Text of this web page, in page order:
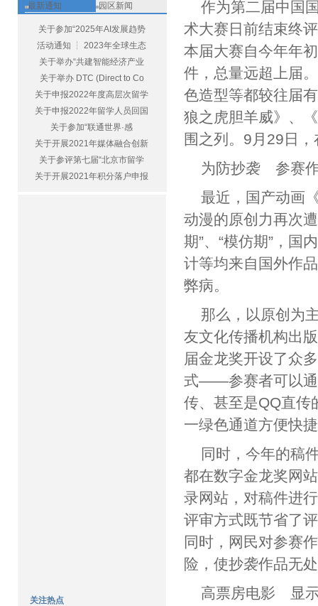
最新通知 园区新闻
关于参加“2025年AI发展趋势
活动通知 ┆ 2023年全球生态
关于举办“共建智能经济产业
关于举办 DTC (Direct to Co
关于申报2022年度高层次留学
关于申报2022年留学人员回国
关于参加“联通世界·感
关于开展2021年媒体融合创新
关于参评第七届“北京市留学
关于开展2021年积分落户申报
关注热点
作为第二届中国
术大赛日前结束终
本届大赛自今年年
件，总量远超上届
色造型等都较往届
狼之虎胆羊威》、
围之列。9月29日
为防抄袭 参赛
最近，国产动画
动漫的原创力再次
期”、“模仿期”，国
计等均来自国外作
弊病。
那么，以原创为
友文化传播机构出
届金龙奖开设了众
式——参赛者可以通
传、甚至是QQ直传
一绿色通道方便快
同时，今年的稿
都在数字金龙奖网
录网站，对稿件进
评审方式既节省了
同时，网民对参赛
险，使抄袭作品无
高票房电影 显